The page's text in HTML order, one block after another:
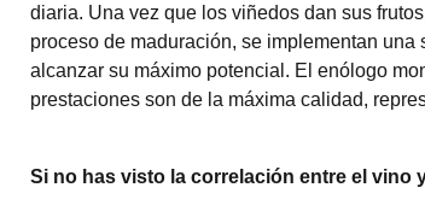
diaria. Una vez que los viñedos dan sus
proceso de maduración, se implementan
alcanzar su máximo potencial. El enólogo
prestaciones son de la máxima calidad,
Si no has visto la correlación entre el vino